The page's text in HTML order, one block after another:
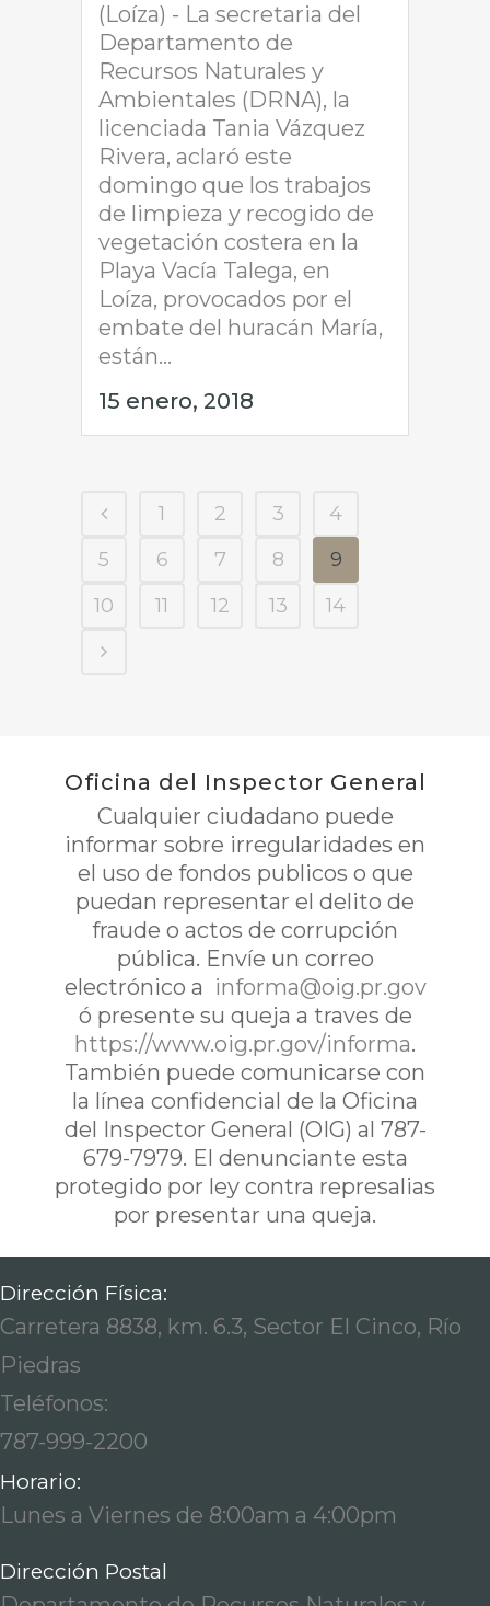
(Loíza) - La secretaria del
Departamento de
Recursos Naturales y
Ambientales (DRNA), la
licenciada Tania Vázquez
Rivera, aclaró este
domingo que los trabajos
de limpieza y recogido de
vegetación costera en la
Playa Vacía Talega, en
Loíza, provocados por el
embate del huracán María,
están...
15 enero, 2018
1 2 3
4
5
6 7 8
9
10
11 12 13 14
Oficina del Inspector General
Cualquier ciudadano puede
informar sobre irregularidades en
el uso de fondos publicos o que
puedan representar el delito de
fraude o actos de corrupción
pública. Envíe un correo
electrónico a informa@oig.pr.gov
ó presente su queja a traves de
https://www.oig.pr.gov/informa.
También puede comunicarse con
la línea confidencial de la Oficina
del Inspector General (OIG) al 787-
679-7979. El denunciante esta
protegido por ley contra represalias
por presentar una queja.
Dirección Física:
Carretera 8838, km. 6.3, Sector El Cinco, Río
Piedras
Teléfonos:
787-999-2200
Horario:
Lunes a Viernes de 8:00am a 4:00pm
Dirección Postal